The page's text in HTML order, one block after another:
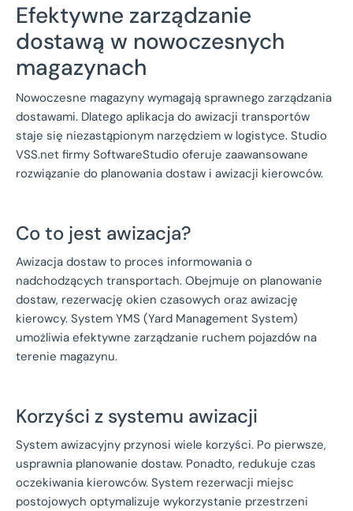
Efektywne zarządzanie
dostawą w nowoczesnych
magazynach
Nowoczesne magazyny wymagają sprawnego zarządzania
dostawami. Dlatego aplikacja do awizacji transportów
staje się niezastąpionym narzędziem w logistyce. Studio
VSS.net firmy SoftwareStudio oferuje zaawansowane
rozwiązanie do planowania dostaw i awizacji kierowców.
Co to jest awizacja?
Awizacja dostaw to proces informowania o
nadchodzących transportach. Obejmuje on planowanie
dostaw, rezerwację okien czasowych oraz awizację
kierowcy. System YMS (Yard Management System)
umożliwia efektywne zarządzanie ruchem pojazdów na
terenie magazynu.
Korzyści z systemu awizacji
System awizacyjny przynosi wiele korzyści. Po pierwsze,
usprawnia planowanie dostaw. Ponadto, redukuje czas
oczekiwania kierowców. System rezerwacji miejsc
postojowych optymalizuje wykorzystanie przestrzeni